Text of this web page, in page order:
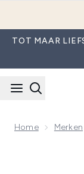
TOT MAAR
Home Merken